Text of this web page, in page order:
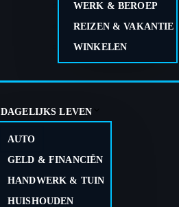
WERK & BEROEP
REIZEN & VAKANTIE
WINKELEN
DAGELIJKS LEVEN
AUTO
GELD & FINANCIËN
HANDWERK & TUIN
HUISHOUDEN